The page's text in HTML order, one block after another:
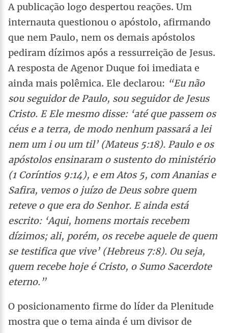
A publicação logo despertou reações. Um
internauta questionou o apóstolo, afirmando
que nem Paulo, nem os demais apóstolos
pediram dízimos após a ressurreição de Jesus.
A resposta de Agenor Duque foi imediata e
ainda mais polêmica. Ele declarou: “Eu não
sou seguidor de Paulo, sou seguidor de Jesus
Cristo. E Ele mesmo disse: ‘até que passem os
céus e a terra, de modo nenhum passará a lei
nem um i ou um til’ (Mateus 5:18). Paulo e os
apóstolos ensinaram o sustento do ministério
(1 Coríntios 9:14), e em Atos 5, com Ananias e
Safira, vemos o juízo de Deus sobre quem
reteve o que era do Senhor. E ainda está
escrito: ‘Aqui, homens mortais recebem
dízimos; ali, porém, os recebe aquele de quem
se testifica que vive’ (Hebreus 7:8). Ou seja,
quem recebe hoje é Cristo, o Sumo Sacerdote
eterno.”
O posicionamento firme do líder da Plenitude
mostra que o tema ainda é um divisor de